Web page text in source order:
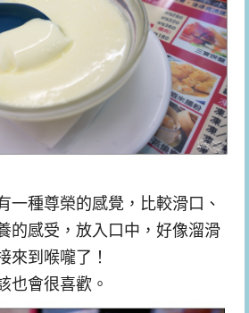
一種尊榮的感覺，比較滑口、
的感受，放入口中，好像溜滑
來到喉嚨了！
也會很喜歡。